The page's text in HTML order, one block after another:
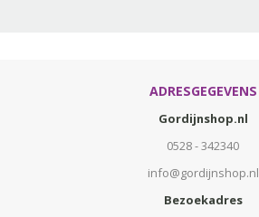
ADRESGEGEVENS
Gordijnshop.nl
0528 - 342340
info@gordijnshop.nl
Bezoekadres